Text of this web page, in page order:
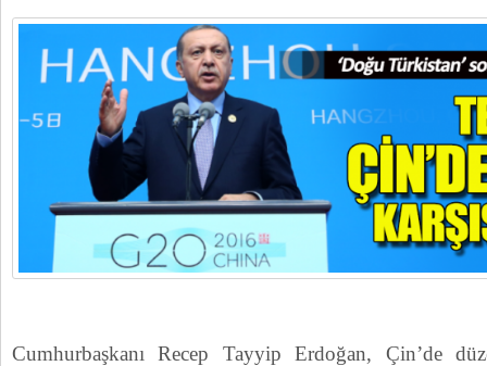
Cumhurbaşkanı Recep Tayyip Erdoğan, Çin’de